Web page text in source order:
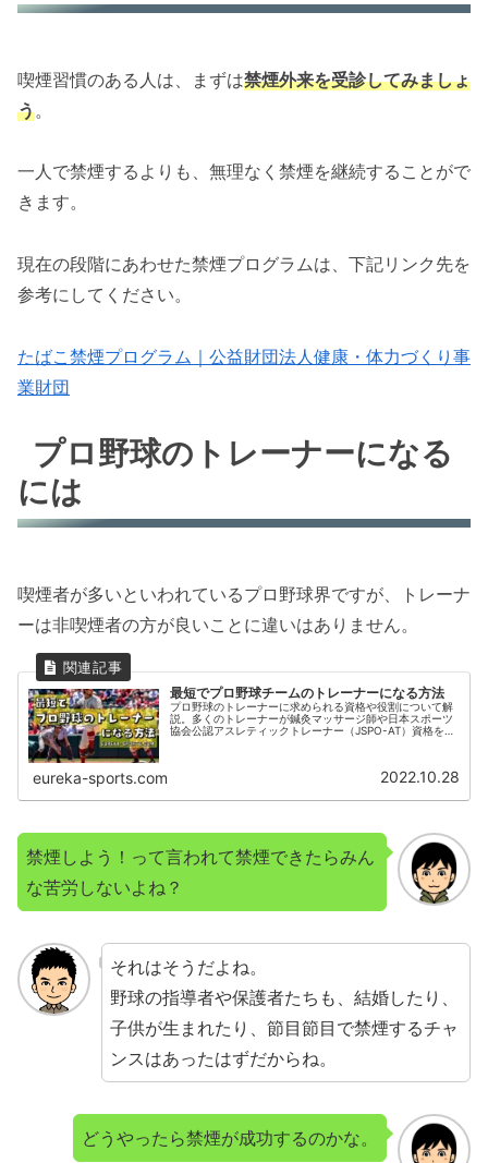
喫煙習慣のある人は、まずは禁煙外来を受診してみましょ
う。
一人で禁煙するよりも、無理なく禁煙を継続することがで
きます。
現在の段階にあわせた禁煙プログラムは、下記リンク先を
参考にしてください。
たばこ禁煙プログラム｜公益財団法人健康・体力づくり事
業財団
プロ野球のトレーナーになる
には
喫煙者が多いといわれているプロ野球界ですが、トレーナ
ーは非喫煙者の方が良いことに違いはありません。
最短でプロ野球チームのトレーナーになる方法
プロ野球のトレーナーに求められる資格や役割について解
説。多くのトレーナーが鍼灸マッサージ師や日本スポーツ
協会公認アスレティックトレーナー（JSPO-AT）資格を保
eureka-sports.com 2022.10.28
禁煙しよう！って言われて禁煙できたらみん
な苦労しないよね？
それはそうだよね。
野球の指導者や保護者たちも、結婚したり、
子供が生まれたり、節目節目で禁煙するチャ
ンスはあったはずだからね。
どうやったら禁煙が成功するのかな。